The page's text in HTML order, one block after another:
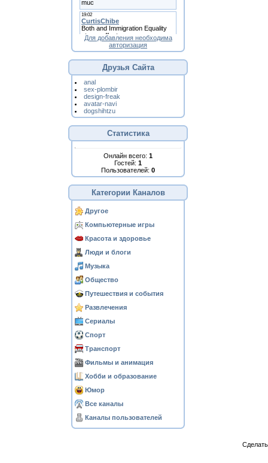
Для добавления необходима
авторизация
Друзья Сайта
anal
sex-plombir
design-freak
avatar-navi
dogshihtzu
Статистика
Онлайн всего: 1
Гостей: 1
Пользователей: 0
Категории Каналов
Другое
Компьютерные игры
Красота и здоровье
Люди и блоги
Музыка
Общество
Путешествия и события
Развлечения
Сериалы
Спорт
Транспорт
Фильмы и анимация
Хобби и образование
Юмор
Все каналы
Каналы пользователей